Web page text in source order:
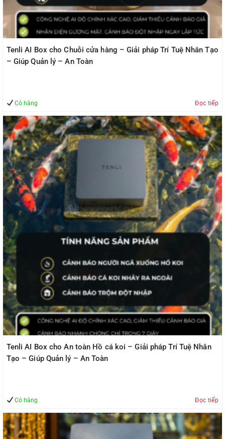
Tenli AI Box cho Chuỗi cửa hàng – Giải pháp Trí Tuệ Nhân Tạo
– Giúp Quản lý – An Toàn
Có hàng Đọc tiếp
Tenli AI Box cho An toàn Hồ cá koi – Giải pháp Trí Tuệ Nhân
Tạo – Giúp Quản lý – An Toàn
Có hàng Đọc tiếp